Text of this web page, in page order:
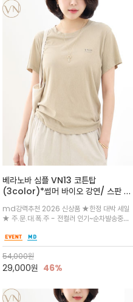
베라노바 심플 VN13 코튼탑
(3color)*썸머 바이오 강연/ 스판 너
무 좋고 옷감 시원한 프리미엄 소재 / 군
더더기 없이 깔끔한 무드가 매력적인
VN13 코튼 티셔츠
md강력추천 2026 신상품 ★한정 대박 세일
★ 주.문.대.폭.주 - 전컬러 인기~순차발송중
안함을 동시에 느낄수 있으며 차분하고 필요한
컬러웨이로 단독 또는 린넨 자켓/ 여름점퍼 안에
코디하기 만능템 입니다^^
54,000원
29,000원 46%